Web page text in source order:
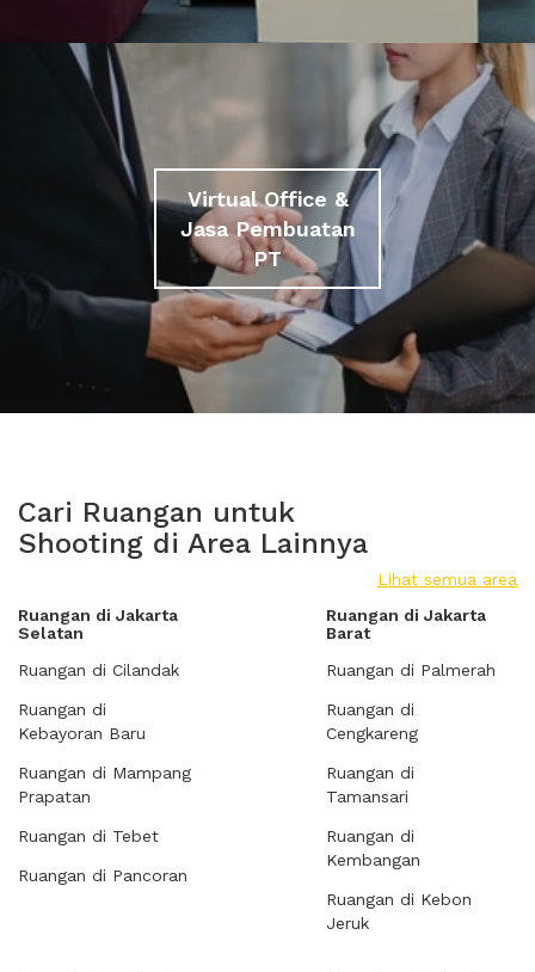
Virtual Office &
Jasa Pembuatan
PT
Cari Ruangan untuk
Shooting di Area Lainnya
Lihat semua area
Ruangan di Jakarta
Selatan
Ruangan di Cilandak
Ruangan di
Kebayoran Baru
Ruangan di Mampang
Prapatan
Ruangan di Tebet
Ruangan di Pancoran
Ruangan di Jakarta
Barat
Ruangan di Palmerah
Ruangan di
Cengkareng
Ruangan di
Tamansari
Ruangan di
Kembangan
Ruangan di Kebon
Jeruk